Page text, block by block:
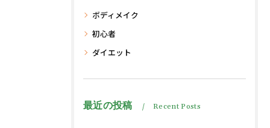
ボディメイク
初心者
ダイエット
最近の投稿 Recent Posts